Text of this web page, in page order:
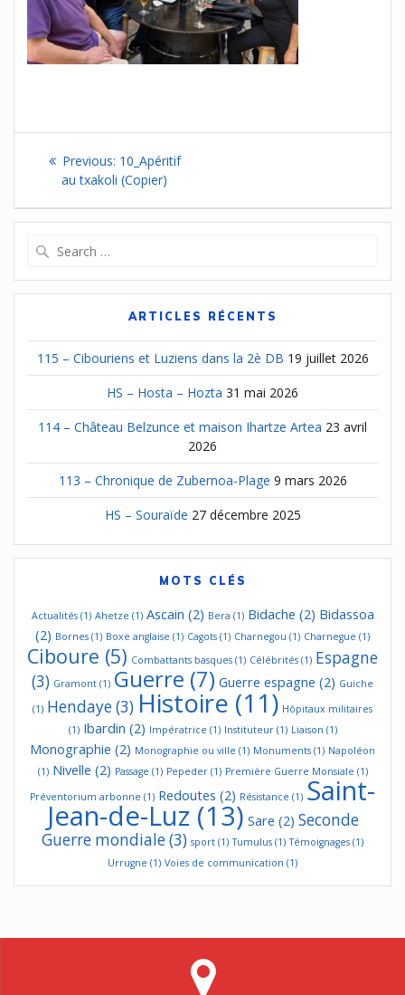
Navigation
l’article
Previous: Previous
post:
10_Apéritif
au txakoli (Copier)
ARTICLES RÉCENTS
115 – Cibouriens et Luziens dans la 2è DB 19 juillet 2026
HS – Hosta – Hozta 31 mai 2026
114 – Château Belzunce et maison Ihartze Artea 23 avril
2026
113 – Chronique de Zubernoa-Plage 9 mars 2026
HS – Souraïde 27 décembre 2025
MOTS CLÉS
Actualités(1) Ahetze (1) Ascain (2) Bera (1) Bidache (2) Bidassoa
(2) Bornes (1) Boxe anglaise (1) Cagots (1) Charnegou (1) Charnegue (1)
Ciboure (5) Combattants basques (1) Célébrités (1) Espagne
(3) Gramont (1) Guerre (7) Guerre espagne (2) Guiche
(1) Hendaye(3) Histoire (11) Hôpitaux militaires
(1) Ibardin (2) Impératrice (1) Instituteur(1) Liaison (1)
Monographie (2) Monographie ou ville (1) Monuments (1) Napoléon
(1) Nivelle (2) Passage (1) Pepeder(1) Première Guerre Monsiale (1)
Préventorium arbonne (1) Redoutes (2) Résistance (1) Saint-
Jean-de-Luz (13) Sare (2) Seconde
Guerre mondiale(3) sport (1) Tumulus (1) Témoignages (1)
Urrugne (1) Voies de communication (1)